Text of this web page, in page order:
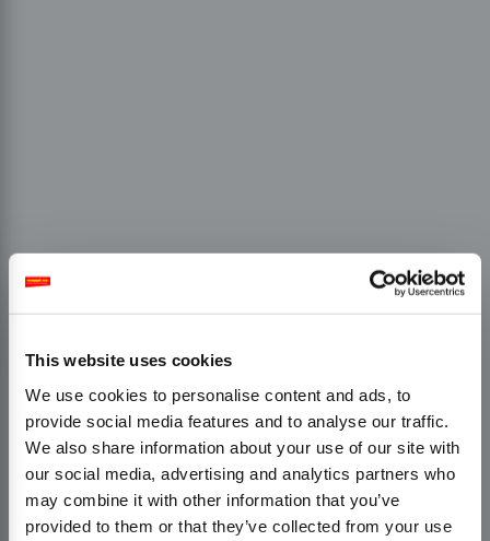
This website uses cookies
We use cookies to personalise content and ads, to
provide social media features and to analyse our traffic.
We also share information about your use of our site with
our social media, advertising and analytics partners who
may combine it with other information that you’ve
provided to them or that they’ve collected from your use